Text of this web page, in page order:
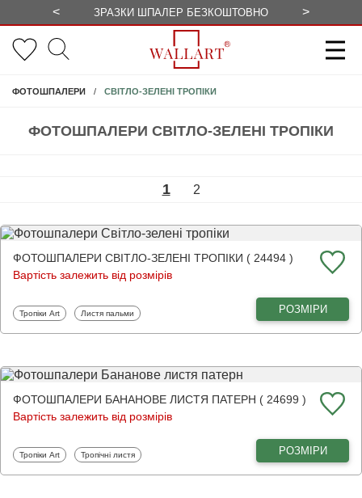
< ЗРАЗКИ ШПАЛЕР БЕЗКОШТОВНО >
ФОТОШПАЛЕРИ СВІТЛО-ЗЕЛЕНІ ТРОПІКИ
ФОТОШПАЛЕРИ СВІТЛО-ЗЕЛЕНІ ТРОПІКИ
1 2
ФОТОШПАЛЕРИ СВІТЛО-ЗЕЛЕНІ ТРОПІКИ ( 24494 )
Вартість залежить від розмірів
Фотошпалери
Тропіки Art Фотошпалери
Листя пальми РОЗМІРИ
ФОТОШПАЛЕРИ БАНАНОВЕ ЛИСТЯ ПАТЕРН ( 24699 )
Вартість залежить від розмірів
Фотошпалери
Тропіки Art Фотошпалери
Тропічні листя РОЗМІРИ